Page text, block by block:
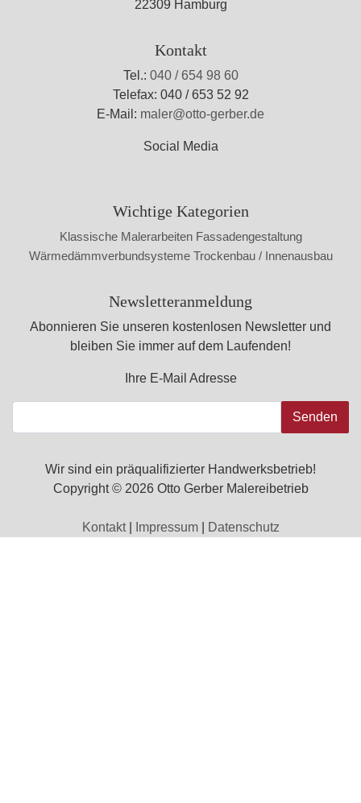
22309 Hamburg
Kontakt
Tel.: 040 / 654 98 60
Telefax: 040 / 653 52 92
E-Mail: maler@otto-gerber.de
Social Media
Wichtige Kategorien
Klassische Malerarbeiten Fassadengestaltung
Wärmedämmverbundsysteme Trockenbau / Innenausbau
Newsletteranmeldung
Abonnieren Sie unseren kostenlosen Newsletter und
bleiben Sie immer auf dem Laufenden!
Ihre E-Mail Adresse
Senden
Wir sind ein präqualifizierter Handwerksbetrieb!
Copyright © 2026 Otto Gerber Malereibetrieb
Kontakt| Impressum| Datenschutz